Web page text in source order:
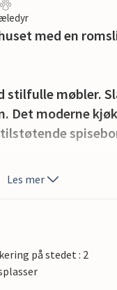
med en
møbler.
Det moderne
leker i hagen
hagen.
Les mer
på stedet : 2